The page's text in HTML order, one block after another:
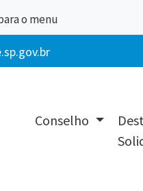
Alt+2 -
o menu
Conselho